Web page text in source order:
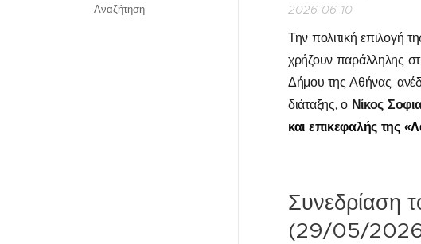
Αναζήτηση 2026-06-10
Την πολιτική επιλογή
χρήζουν παράλληλης
Δήμου της Αθήνας,
διάταξης, ο Νίκος
και επικεφαλής της
Συνεδρίαση
(29/05/